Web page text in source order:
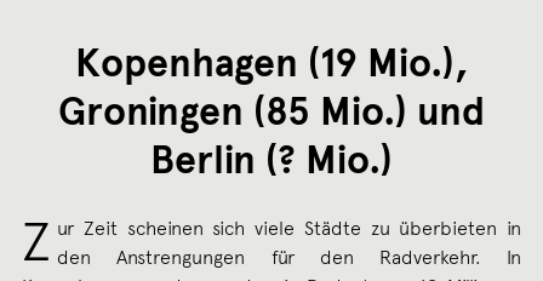
Kopenhagen (19 Mio.),
Groningen (85 Mio.) und
Berlin (? Mio.)
Z ur Zeit scheinen sich viele Städte zu überbieten in
den Anstrengungen für den Radverkehr. In